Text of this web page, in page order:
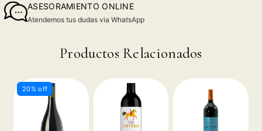
ASESORAMIENTO ONLINE
Atendemos tus dudas via WhatsApp
Productos Relacionados
20% off